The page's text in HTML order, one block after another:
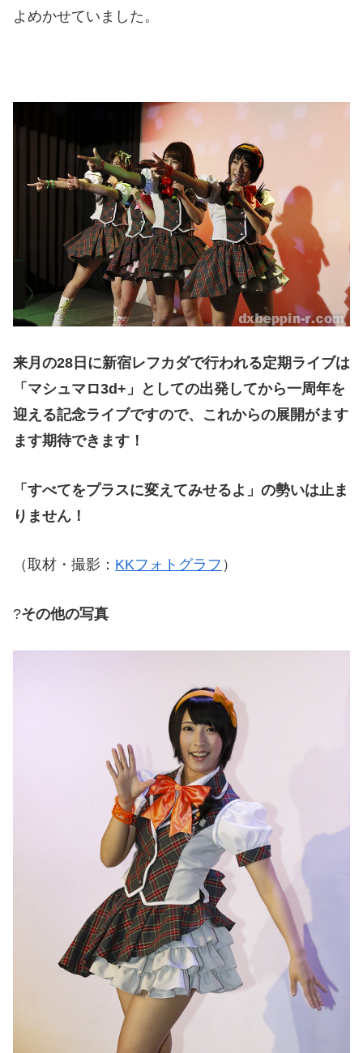
よめかせていました。
来月の28日に新宿レフカダで行われる定期ライブは
「マシュマロ3d+」としての出発してから一周年を
迎える記念ライブですので、これからの展開がます
ます期待できます！
「すべてをプラスに変えてみせるよ」の勢いは止ま
りません！
（取材・撮影： KKフォトグラフ ）
?その他の写真